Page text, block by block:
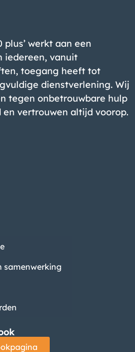
plus’ werkt aan een
iedereen, vanuit
toegang heeft tot
dienstverlening. Wij
tegen onbetrouwbare hulp
vertrouwen altijd voorop.
samenwerking